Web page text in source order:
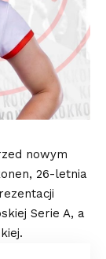
nowym
26-letnia
Serie A, a